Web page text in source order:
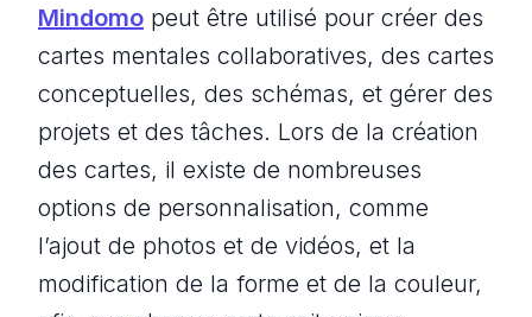
Mindomo peut être utilisé pour créer des
cartes mentales collaboratives, des cartes
conceptuelles, des schémas, et gérer des
projets et des tâches. Lors de la création
des cartes, il existe de nombreuses
options de personnalisation, comme
l’ajout de photos et de vidéos, et la
modification de la forme et de la couleur,